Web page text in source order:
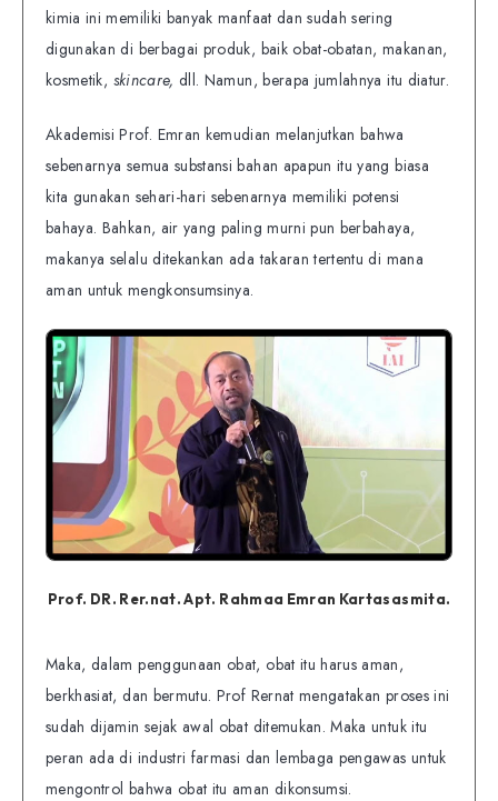
kimia ini memiliki banyak manfaat dan sudah sering
digunakan di berbagai produk, baik obat-obatan, makanan,
kosmetik, skincare, dll. Namun, berapa jumlahnya itu diatur.
Akademisi Prof. Emran kemudian melanjutkan bahwa
sebenarnya semua substansi bahan apapun itu yang biasa
kita gunakan sehari-hari sebenarnya memiliki potensi
bahaya. Bahkan, air yang paling murni pun berbahaya,
makanya selalu ditekankan ada takaran tertentu di mana
aman untuk mengkonsumsinya.
Prof. DR. Rer.nat. Apt. Rahmaa Emran Kartasasmita.
Maka, dalam penggunaan obat, obat itu harus aman,
berkhasiat, dan bermutu. Prof Rernat mengatakan proses ini
sudah dijamin sejak awal obat ditemukan. Maka untuk itu
peran ada di industri farmasi dan lembaga pengawas untuk
mengontrol bahwa obat itu aman dikonsumsi.